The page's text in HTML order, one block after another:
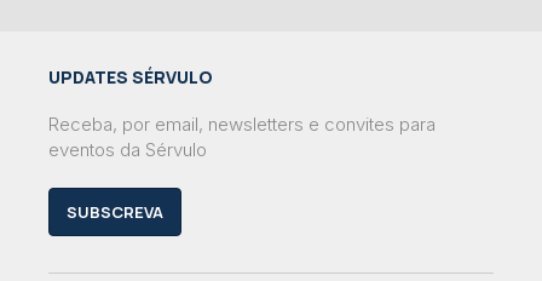
UPDATES SÉRVULO
Receba, por email, newsletters e convites para
eventos da Sérvulo
SUBSCREVA